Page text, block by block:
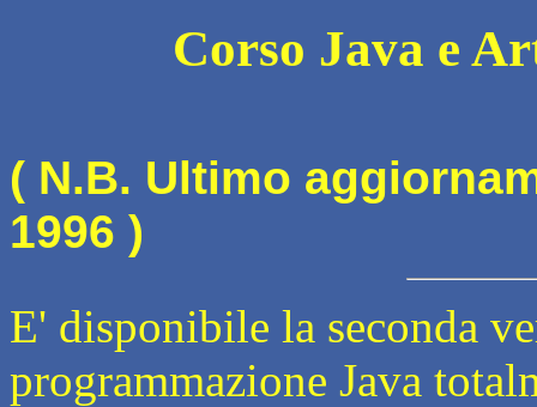
Corso Java e
( N.B. Ultimo
1996 )
E' disponibile la seconda
programmazione Java